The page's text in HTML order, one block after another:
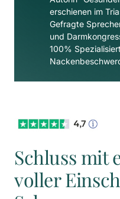
erschienen im
Gefragte
und
100%
Schluss mit
voller